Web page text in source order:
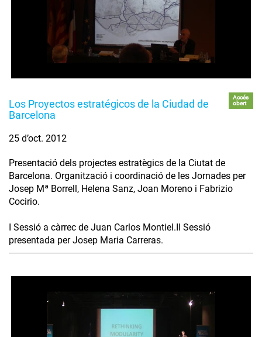
Los Proyectos estratégicos de la Ciudad de
Barcelona
Accés
obert
25 d’oct. 2012
Presentació dels projectes estratègics de la Ciutat de
Barcelona. Organització i coordinació de les Jornades per
Josep Mª Borrell, Helena Sanz, Joan Moreno i Fabrizio
Cocirio.
I Sessió a càrrec de Juan Carlos Montiel.II Sessió
presentada per Josep Maria Carreras.